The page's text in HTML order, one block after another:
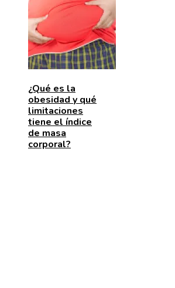
¿Qué es la
obesidad y qué
limitaciones
tiene el índice
de masa
corporal?